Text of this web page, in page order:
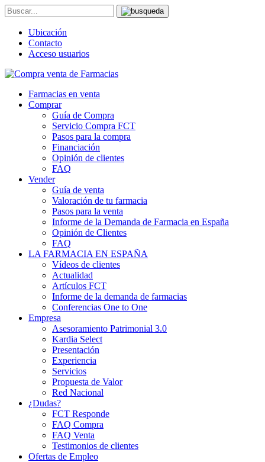
Ubicación
Contacto
Acceso usuarios
Farmacias en venta
Comprar
Guía de Compra
Servicio Compra FCT
Pasos para la compra
Financiación
Opinión de clientes
FAQ
Vender
Guía de venta
Valoración de tu farmacia
Pasos para la venta
Informe de la Demanda de Farmacia en España
Opinión de Clientes
FAQ
LA FARMACIA EN ESPAÑA
Vídeos de clientes
Actualidad
Artículos FCT
Informe de la demanda de farmacias
Conferencias One to One
Empresa
Asesoramiento Patrimonial 3.0
Kardia Select
Presentación
Experiencia
Servicios
Propuesta de Valor
Red Nacional
¿Dudas?
FCT Responde
FAQ Compra
FAQ Venta
Testimonios de clientes
Ofertas de Empleo